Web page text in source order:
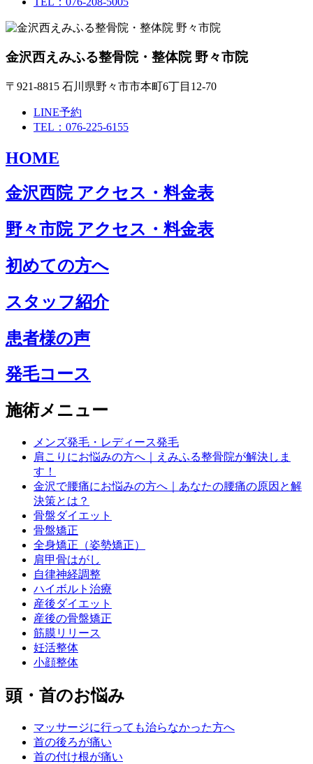
金沢西えみふる整骨院・整体院 野々市院
〒921-8815 石川県野々市市本町6丁目12-70
LINE予約
TEL：076-225-6155
HOME
金沢西院 アクセス・料金表
野々市院 アクセス・料金表
初めての方へ
スタッフ紹介
患者様の声
発毛コース
施術メニュー
メンズ発毛・レディース発毛
肩こりにお悩みの方へ｜えみふる整骨院が解決しま
す！
金沢で腰痛にお悩みの方へ｜あなたの腰痛の原因と解
決策とは？
骨盤ダイエット
骨盤矯正
全身矯正（姿勢矯正）
肩甲骨はがし
自律神経調整
ハイボルト治療
産後ダイエット
産後の骨盤矯正
筋膜リリース
妊活整体
小顔整体
頭・首のお悩み
マッサージに行っても治らなかった方へ
首の後ろが痛い
首の付け根が痛い